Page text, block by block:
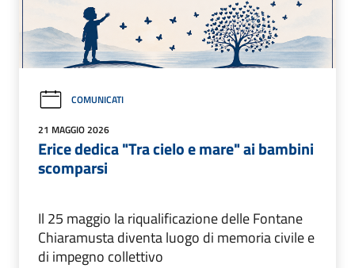
COMUNICATI
21 MAGGIO 2026
Erice dedica "Tra cielo e mare" ai bambini
scomparsi
Il 25 maggio la riqualificazione delle Fontane
Chiaramusta diventa luogo di memoria civile e
di impegno collettivo